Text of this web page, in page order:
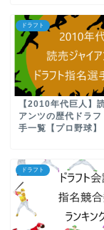
ドラフト
【2010年代巨人】
アンツの歴代ドラフ
手一覧【プロ野球】
ドラフト